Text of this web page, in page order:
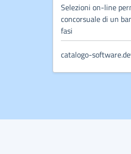
Selezioni on-line
concorsuale di un
fasi
catalogo-